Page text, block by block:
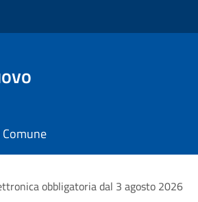
obbligatoria dal 3 agosto 2026